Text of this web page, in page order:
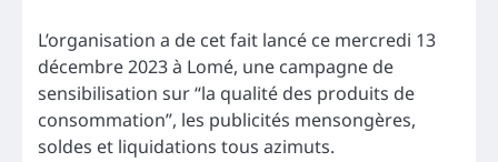
L’organisation a de cet fait lancé ce mercredi 13
décembre 2023 à Lomé, une campagne de
sensibilisation sur “la qualité des produits de
consommation”, les publicités mensongères,
soldes et liquidations tous azimuts.